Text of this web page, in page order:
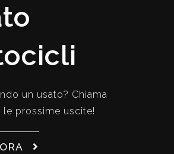
un usato? Chiama
prossime uscite!